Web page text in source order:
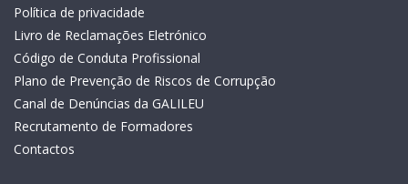
Política de privacidade
Livro de Reclamações Eletrónico
Código de Conduta Profissional
Plano de Prevenção de Riscos de Corrupção
Canal de Denúncias da GALILEU
Recrutamento de Formadores
Contactos